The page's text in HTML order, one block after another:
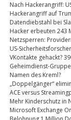
Nach Hackerangriff:
Hackerangriff auf
Datendiebstahl bei
Hacker erbeuten 243
Netzsperren:
US-
VKontakte gehackt?
Geheimdienst-
Namen des Kreml?
„Doppelgänger“
ACE versus
Mehr Kinderschutz in
Microsoft Exchange